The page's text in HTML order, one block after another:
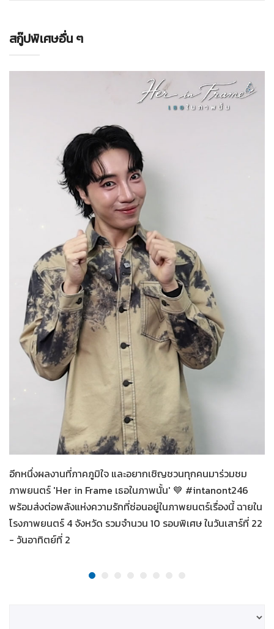
สกู๊ปพิเศษอื่น ๆ
07-08-2569
Her in Frame เธอในภาพนั้น
อีกหนึ่งผลงานที่ภาคภูมิใจ และอยากเชิญชวนทุกคนมาร่วมชม
ภาพยนตร์ 'Her in Frame เธอในภาพนั้น' 💙 #intanont246
พร้อมส่งต่อพลังแห่งความรักที่ซ่อนอยู่ในภาพยนตร์เรื่องนี้ ฉายใน
โรงภาพยนตร์ 4 จังหวัด รวมจำนวน 10 รอบพิเศษ ในวันเสาร์ที่ 22
- วันอาทิตย์ที่ 2